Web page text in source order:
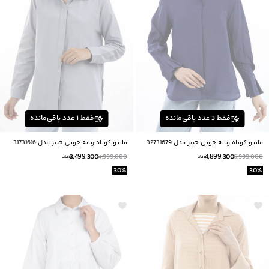
فقط3عدد باقی‌مانده
مانتو کوتاه زنانه جوتی جینز مدل 32731679
6,999,000
4,899,300تومانــ
30%
فقط 1عدد باقی‌مانده
مانتو کوتاه زنانه جوتی جینز مدل 31731616
4,999,000
3,499,300تومانــ
30%